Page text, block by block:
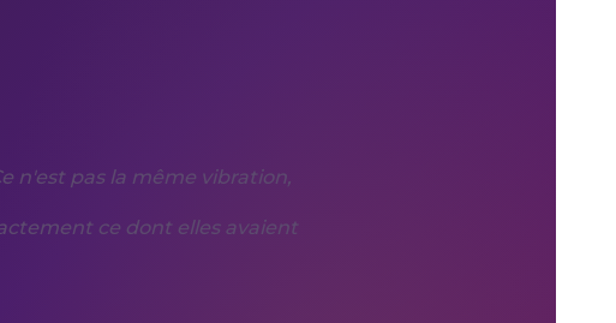
n'est pas la même vibration,
ce dont elles avaient